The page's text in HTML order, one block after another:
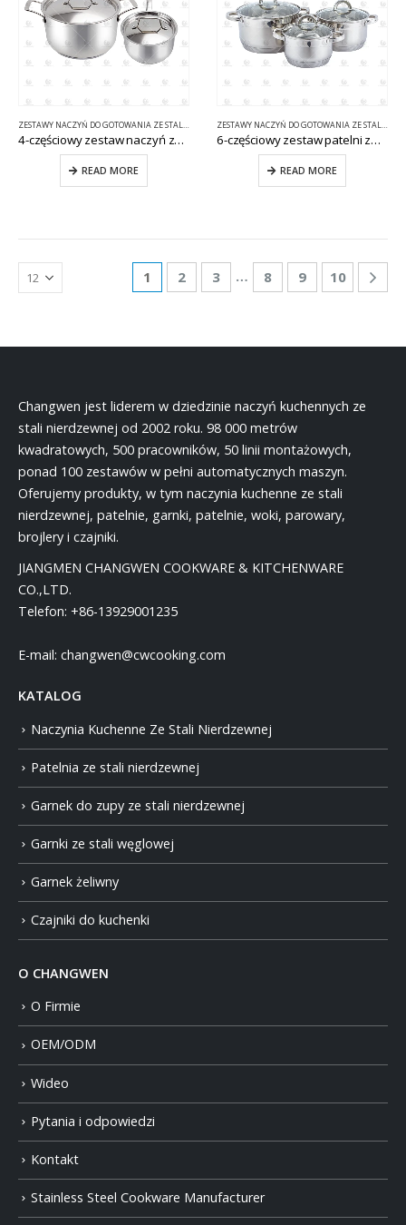
ZESTAWY NACZYŃ DO GOTOWANIA ZE STALI NIERDZEWNEJ
4-częściowy zestaw naczyń ze stali nierdzewnej CW-E073
READ MORE
ZESTAWY NACZYŃ DO GOTOWANIA ZE STALI NIERDZEWNEJ
6-częściowy zestaw patelni ze stali nierdzewnej CW-B023
READ MORE
1 2 3 … 8 9 10
Changwen jest liderem w dziedzinie naczyń kuchennych ze
stali nierdzewnej od 2002 roku. 98 000 metrów
kwadratowych, 500 pracowników, 50 linii montażowych,
ponad 100 zestawów w pełni automatycznych maszyn.
Oferujemy produkty, w tym naczynia kuchenne ze stali
nierdzewnej, patelnie, garnki, patelnie, woki, parowary,
brojlery i czajniki.
JIANGMEN CHANGWEN COOKWARE & KITCHENWARE
CO.,LTD.
Telefon: +86-13929001235
E-mail: changwen@cwcooking.com
KATALOG
Naczynia Kuchenne Ze Stali Nierdzewnej
Patelnia ze stali nierdzewnej
Garnek do zupy ze stali nierdzewnej
Garnki ze stali węglowej
Garnek żeliwny
Czajniki do kuchenki
O CHANGWEN
O Firmie
OEM/ODM
Wideo
Pytania i odpowiedzi
Kontakt
Stainless Steel Cookware Manufacturer